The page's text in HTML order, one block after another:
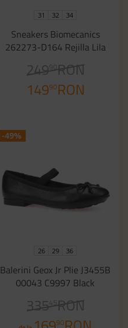
31 32 34
Sneakers Biomecanics
262273-D164 Rejilla Lila
249 90RON
14990RON
-49%
26 29 36
Balerini Geox Jr Plie J3455B
00043 C9997 Black
335 45
RON
90